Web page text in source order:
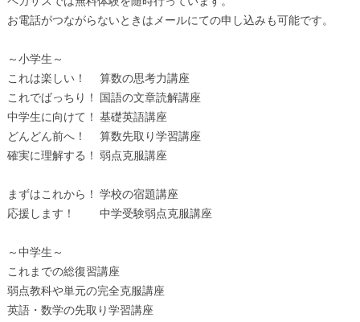
お電話がつながらないときはメールにての申し込みも可能です。
～小学生～
これは楽しい！ 算数の思考力講座
これでばっちり！ 国語の文章読解講座
中学生に向けて！ 基礎英語講座
どんどん前へ！ 算数先取り学習講座
確実に理解する！ 弱点克服講座
まずはこれから！ 学校の宿題講座
応援します！ 中学受験弱点克服講座
～中学生～
これまでの総復習講座
弱点教科や単元の完全克服講座
英語・数学の先取り学習講座